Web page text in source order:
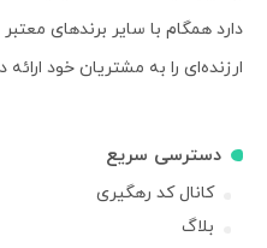
دارد همگام با سایر برندهای
ارزنده‌ای را به مشتریان خود ارائه
دسترسی سریع
کانال کد رهگیری
بلاگ